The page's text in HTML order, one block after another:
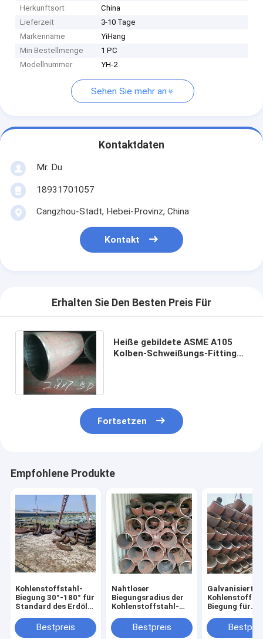
Herkunftsort
China
Lieferzeit
3-10 Tage
Markenname
YiHang
Min Bestellmenge
1 PC
Modellnummer
YH-2
Sehen Sie mehr an
Kontaktdaten
Mr. Du
18931701057
Cangzhou-Stadt, Hebei-Provinz, China
Kontakt
Erhalten Sie Den Besten Preis Für
Heiße gebildete ASME A105
Kolben-Schweißungs-Fitting
Fortsetzen
Empfohlene Produkte
Kohlenstoffstahl-
Biegung 30°-180° für
Standard des Erdöl-
Bestpreis
Nahtloser
Biegungsradius der
Kohlenstoffstahl-
Holzetui-2D-10D
Bestpreis
Galvanisierte
Biegung für
Anwendungs-
Wandstärke